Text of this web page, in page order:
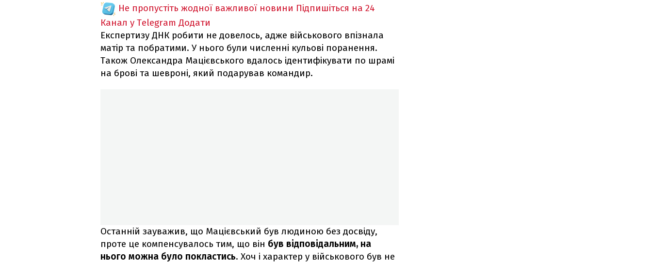
Не пропустіть жодної важливої новини Підпишіться на 24
Канал у Telegram Додати
Експертизу ДНК робити не довелось, адже військового впізнала
матір та побратими. У нього були численні кульові поранення.
Також Олександра Мацієвського вдалось ідентифікувати по шрамі
на брові та шевроні, який подарував командир.
Останній зауважив, що Мацієвський був людиною без досвіду,
проте це компенсувалось тим, що він був відповідальним, на
нього можна було покластись. Хоч і характер у військового був не